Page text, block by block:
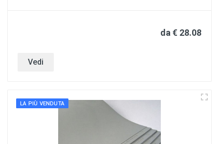
da € 28.08
Vedi
LA PIÙ VENDUTA